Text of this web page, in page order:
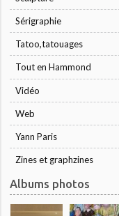
Sérigraphie
Tatoo,tatouages
Tout en Hammond
Vidéo
Web
Yann Paris
Zines et graphzines
Albums photos